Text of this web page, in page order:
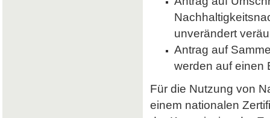
unverändert
Antrag auf
werden auf einen
Für die Nutzung von
einem nationalen